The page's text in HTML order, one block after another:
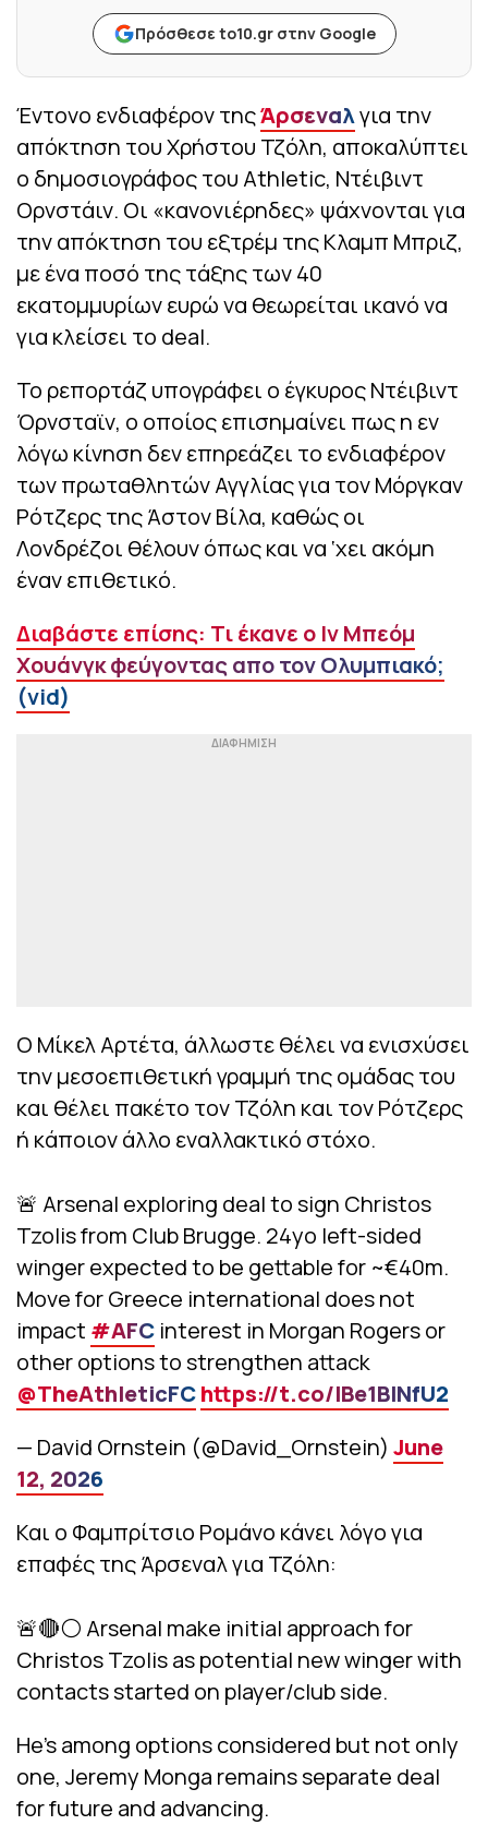
Πρόσθεσε to10.gr στην Google
Έντονο ενδιαφέρον τηςΆρσεναλγια την
απόκτηση του Χρήστου Τζόλη, αποκαλύπτει
ο δημοσιογράφος του Athletic, Ντέιβιντ
Ορνστάιν. Οι «κανονιέρηδες» ψάχνονται για
την απόκτηση του εξτρέμ της Κλαμπ Μπριζ,
με ένα ποσό της τάξης των 40
εκατομμυρίων ευρώ να θεωρείται ικανό να
για κλείσει το deal.
Το ρεπορτάζ υπογράφει ο έγκυρος Ντέιβιντ
Όρνσταϊν, ο οποίος επισημαίνει πως η εν
λόγω κίνηση δεν επηρεάζει το ενδιαφέρον
των πρωταθλητών Αγγλίας για τον Μόργκαν
Ρότζερς της Άστον Βίλα, καθώς οι
Λονδρέζοι θέλουν όπως και να ‘χει ακόμη
έναν επιθετικό.
Διαβάστε επίσης: Τι έκανε ο Ιν Μπεόμ
Χουάνγκ φεύγοντας απο τον Ολυμπιακό;
(vid)
Ο Μίκελ Αρτέτα, άλλωστε θέλει να ενισχύσει
την μεσοεπιθετική γραμμή της ομάδας του
και θέλει πακέτο τον Τζόλη και τον Ρότζερς
ή κάποιον άλλο εναλλακτικό στόχο.
🚨 Arsenal exploring deal to sign Christos
Tzolis from Club Brugge. 24yo left-sided
winger expected to be gettable for ~€40m.
Move for Greece international does not
impact #AFC interest in Morgan Rogers or
other options to strengthen attack
@TheAthleticFChttps://t.co/lBe1BINfU2
— David Ornstein (@David_Ornstein) June
12, 2026
Και ο Φαμπρίτσιο Ρομάνο κάνει λόγο για
επαφές της Άρσεναλ για Τζόλη:
🚨🔴⚪️ Arsenal make initial approach for
Christos Tzolis as potential new winger with
contacts started on player/club side.
He’s among options considered but not only
one, Jeremy Monga remains separate deal
for future and advancing.